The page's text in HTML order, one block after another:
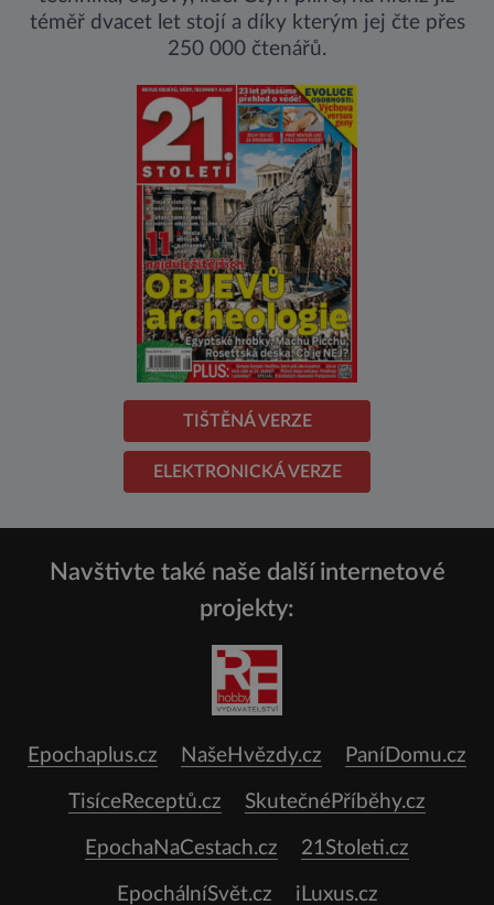
téměř dvacet let stojí a díky kterým jej čte přes
250 000 čtenářů.
TIŠTĚNÁ VERZE
ELEKTRONICKÁ VERZE
Navštivte také naše další internetové
projekty:
Epochaplus.cz NašeHvězdy.cz PaníDomu.cz
TisíceReceptů.cz SkutečnéPříběhy.cz
EpochaNaCestach.cz 21Stoleti.cz
EpochálníSvět.cz iLuxus.cz